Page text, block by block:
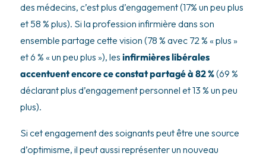
des médecins, c’est plus d’engagement (17% un peu plus
et 58 % plus). Si la profession infirmière dans son
ensemble partage cette vision (78 % avec 72 % « plus »
et 6 % « un peu plus »), les infirmières libérales
accentuent encore ce constat partagé à 82 %(69 %
déclarant plus d’engagement personnel et 13 % un peu
plus).
Si cet engagement des soignants peut être une source
d’optimisme, il peut aussi représenter un nouveau